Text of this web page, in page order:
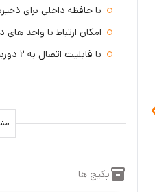
با حافظه داخلی برای
امکان ارتباط با واحد
با قابلیت اتصال به 2 دوربین مداربسته یا 1 پنل و 1 دوربین
پکیج ها